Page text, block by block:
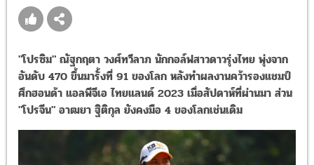
"โปรซิม" ณัฐกฤตา วงศ์ทวีลาภ นักกอล์ฟสาวดาวรุ่งไทย พุ่งจาก
อันดับ 470 ขึ้นมารั้งที่ 91 ของโลก หลังทำผลงานคว้ารองแชมป์
ศึกฮอนด้า แอลพีจีเอ ไทยแลนด์ 2023 เมื่อสัปดาห์ที่ผ่านมา ส่วน
"โปรจีน" อาฒยา ฐิติกุล ยังคงมือ 4 ของโลกเช่นเดิม